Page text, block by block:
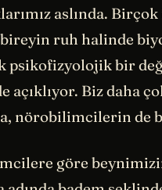
aslında.
ruh halinde
psikofizyolojik bir
açıklıyor. Biz daha
nörobilimcilerin de
göre